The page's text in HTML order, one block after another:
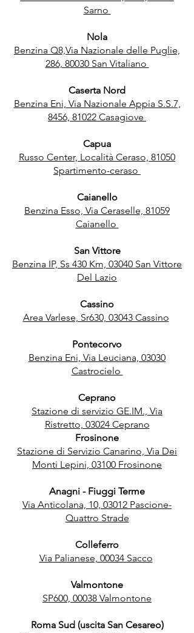
Sarno
Nola
Benzina Q8,Via Nazionale delle Puglie,
286, 80030 San Vitaliano
Caserta Nord
Benzina Eni, Via Nazionale Appia S.S.7,
8456, 81022 Casagiove
Capua
Russo Center, Località Ceraso, 81050
Spartimento-ceraso
Caianello
Benzina Esso, Via Ceraselle, 81059
Caianello
San Vittore
Benzina IP, Ss 430 Km, 03040 San Vittore
Del Lazio
Cassino
Area Varlese, Sr630, 03043 Cassino
Pontecorvo
Benzina Eni, Via Leuciana, 03030
Castrocielo
Ceprano
Stazione di servizio GE.IM., Via
Ristretto, 03024 Ceprano
Frosinone
Stazione di Servizio Canarino, Via Dei
Monti Lepini, 03100 Frosinone
Anagni - Fiuggi Terme
Via Anticolana, 10, 03012 Pascione-
Quattro Strade
Colleferro
Via Palianese, 00034 Sacco
Valmontone
SP600, 00038 Valmontone
Roma Sud (uscita San Cesareo)